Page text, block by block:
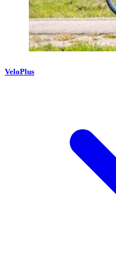
VeloPlus